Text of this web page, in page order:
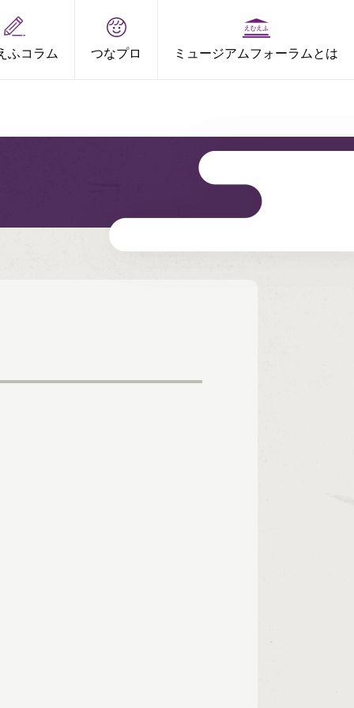
ふコラム つなプロ ミュージアムフォーラムとは